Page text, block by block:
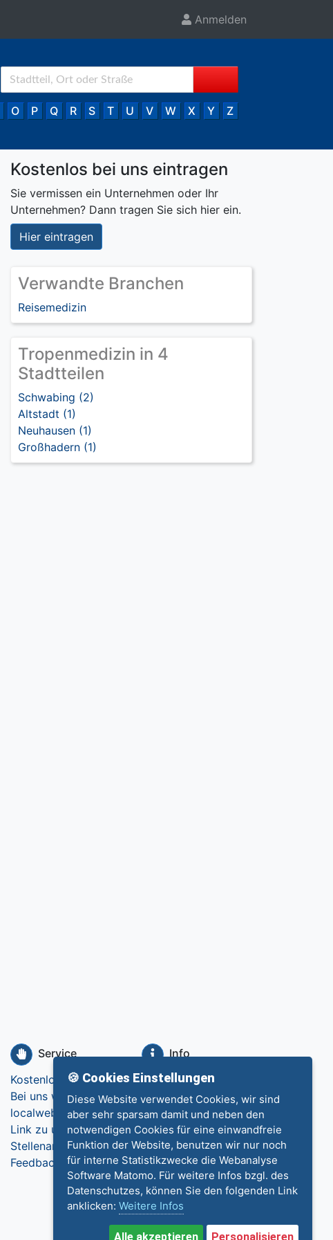
Anmelden
O P Q R S T U V W X Y Z
Kostenlos bei uns eintragen
Sie vermissen ein Unternehmen oder Ihr
Unternehmen? Dann tragen Sie sich hier ein.
Hier eintragen
Verwandte Branchen
Reisemedizin
Tropenmedizin in 4
Stadtteilen
Schwabing (2)
Altstadt (1)
Neuhausen (1)
Großhadern (1)
Service
Kostenlos eintragen
Bei uns werben
localweb.de
Link zu uns
Stellenangebote
Feedback
Info
Datenschutz
Impressum
Kontakt
🍪 Cookies Einstellungen
Diese Website verwendet Cookies, wir sind
aber sehr sparsam damit und neben den
notwendigen Cookies für eine einwandfreie
Funktion der Website, benutzen wir nur noch
für interne Statistikzwecke die Webanalyse
Software Matomo. Für weitere Infos bzgl. des
Datenschutzes, können Sie den folgenden Link
anklicken: Weitere Infos
Alle akzeptieren Personalisieren